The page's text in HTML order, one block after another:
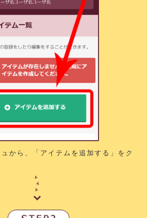
ュから、「アイテムを追加する」をク